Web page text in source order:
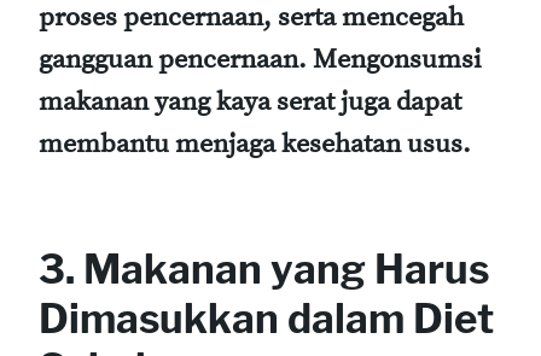
proses pencernaan, serta mencegah
gangguan pencernaan. Mengonsumsi
makanan yang kaya serat juga dapat
membantu menjaga kesehatan usus.
3. Makanan yang Harus
Dimasukkan dalam Diet